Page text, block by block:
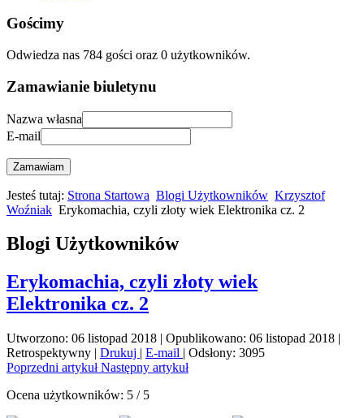
Gościmy
Odwiedza nas 784 gości oraz 0 użytkowników.
Zamawianie biuletynu
Nazwa własna
E-mail
Zamawiam
Jesteś tutaj: Strona Startowa Blogi Użytkowników Krzysztof
Woźniak Erykomachia, czyli złoty wiek Elektronika cz. 2
Blogi Użytkowników
Erykomachia, czyli złoty wiek
Elektronika cz. 2
Utworzono: 06 listopad 2018 | Opublikowano: 06 listopad 2018 |
Retrospektywny | Drukuj | E-mail | Odsłony: 3095
Poprzedni artykuł Następny artykuł
Ocena użytkowników: 5 / 5